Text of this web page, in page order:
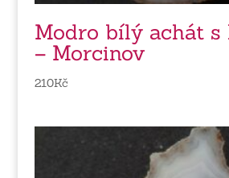
Modro bílý achát
– Morcinov
210Kč